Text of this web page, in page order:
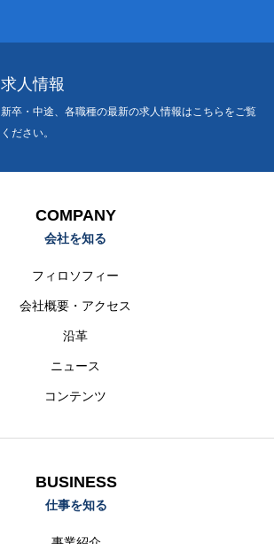
求人情報
新卒・中途、各職種の最新の求人情報はこちらをご覧
ください。
COMPANY
会社を知る
フィロソフィー
会社概要・アクセス
沿革
ニュース
コンテンツ
BUSINESS
仕事を知る